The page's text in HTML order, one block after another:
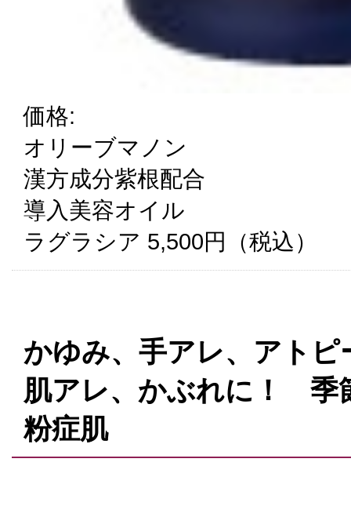
価格:
オリーブマノン
漢方成分紫根配合
導入美容オイル
ラグラシア 5,500円（税込）
かゆみ、手アレ、アトピ
肌アレ、かぶれに！ 季
粉症肌